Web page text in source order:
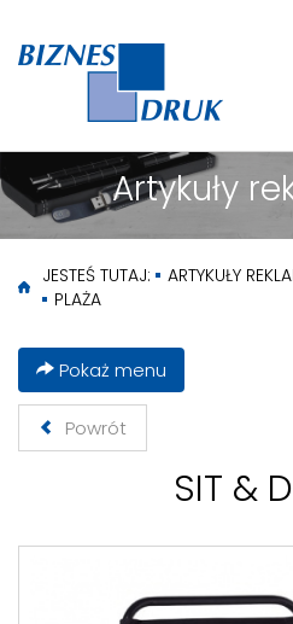
Artykuły
JESTEŚ TUTAJ: ARTYKUŁY
PLAŻA
Pokaż menu
Powrót
SIT &